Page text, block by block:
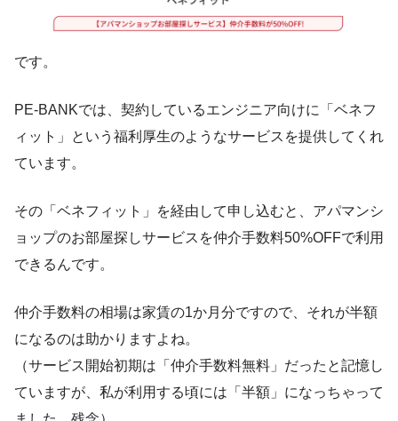
です。
PE-BANKでは、契約しているエンジニア向けに「ベネフ
ィット」という福利厚生のようなサービスを提供してくれ
ています。
その「ベネフィット」を経由して申し込むと、アパマンシ
ョップのお部屋探しサービスを仲介手数料50%OFFで利用
できるんです。
仲介手数料の相場は家賃の1か月分ですので、それが半額
になるのは助かりますよね。
（サービス開始初期は「仲介手数料無料」だったと記憶し
ていますが、私が利用する頃には「半額」になっちゃって